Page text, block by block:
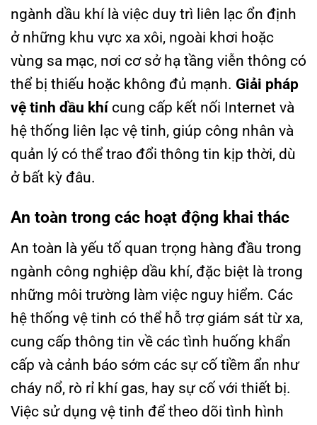
ngành dầu khí là việc duy trì liên lạc ổn định
ở những khu vực xa xôi, ngoài khơi hoặc
vùng sa mạc, nơi cơ sở hạ tầng viễn thông có
thể bị thiếu hoặc không đủ mạnh. Giải pháp
vệ tinh dầu khícung cấp kết nối Internet và
hệ thống liên lạc vệ tinh, giúp công nhân và
quản lý có thể trao đổi thông tin kịp thời, dù
ở bất kỳ đâu.
An toàn trong các hoạt động khai thác
An toàn là yếu tố quan trọng hàng đầu trong
ngành công nghiệp dầu khí, đặc biệt là trong
những môi trường làm việc nguy hiểm. Các
hệ thống vệ tinh có thể hỗ trợ giám sát từ xa,
cung cấp thông tin về các tình huống khẩn
cấp và cảnh báo sớm các sự cố tiềm ẩn như
cháy nổ, rò rỉ khí gas, hay sự cố với thiết bị.
Việc sử dụng vệ tinh để theo dõi tình hình